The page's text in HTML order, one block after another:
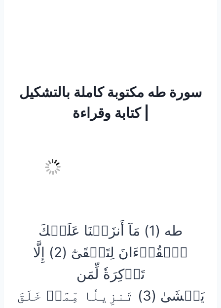
سورة طه مكتوبة كاملة بالتشكيل
| كتابة وقراءة
طه (1) مَآ أَنزَلۡنَا عَلَيۡكَ
ٱلۡقُرۡءَانَ لِتَشۡقَىٰٓ (2) إِلَّا
تَذۡكِرَةٗ لِّمَن
يَخۡشَىٰ (3) تَنزِيلٗا مِّمَّنۡ خَلَقَ